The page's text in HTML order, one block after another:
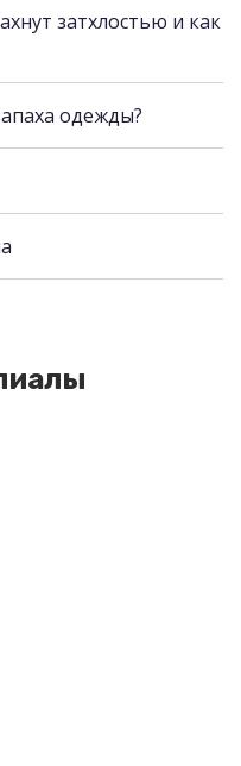
затхлостью и как
одежды?